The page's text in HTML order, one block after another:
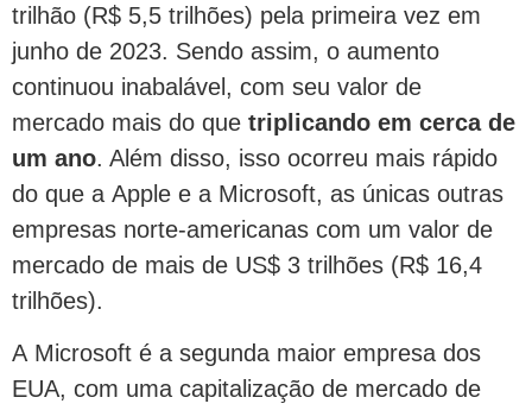
trilhão (R$ 5,5 trilhões) pela primeira vez em
junho de 2023. Sendo assim, o aumento
continuou inabalável, com seu valor de
mercado mais do que triplicando em cerca de
um ano. Além disso, isso ocorreu mais rápido
do que a Apple e a Microsoft, as únicas outras
empresas norte-americanas com um valor de
mercado de mais de US$ 3 trilhões (R$ 16,4
trilhões).
A Microsoft é a segunda maior empresa dos
EUA, com uma capitalização de mercado de